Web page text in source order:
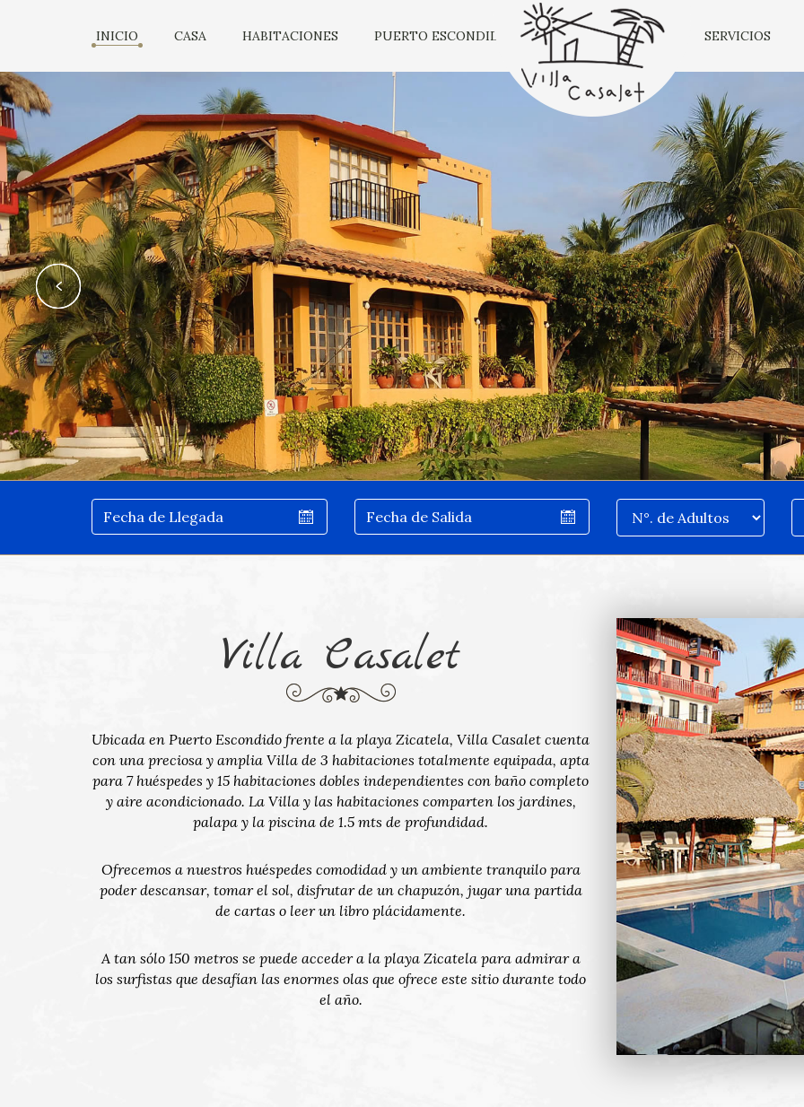
INICIO CASA HABITACIONES PUERTO ESCONDIDO SERVICIOS
Villa Casalet
Ubicada en Puerto Escondido frente a la playa Zicatela, Villa Casalet cuenta
con una preciosa y amplia Villa de 3 habitaciones totalmente equipada, apta
para 7 huéspedes y 15 habitaciones dobles independientes con baño completo
y aire acondicionado. La Villa y las habitaciones comparten los jardines,
palapa y la piscina de 1.5 mts de profundidad.
Ofrecemos a nuestros huéspedes comodidad y un ambiente tranquilo para
poder descansar, tomar el sol, disfrutar de un chapuzón, jugar una partida
de cartas o leer un libro plácidamente.
A tan sólo 150 metros se puede acceder a la playa Zicatela para admirar a
los surfistas que desafían las enormes olas que ofrece este sitio durante todo
el año.